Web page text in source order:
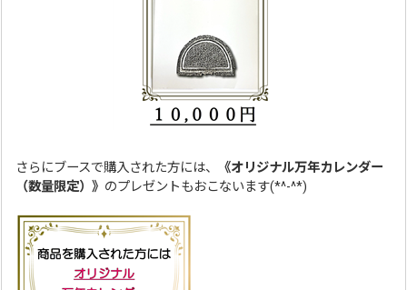
さらにブースで購入された方には、
《オリジナル万年カレンダー
（数量限定）》 のプレゼントもおこないます(*^-^*)